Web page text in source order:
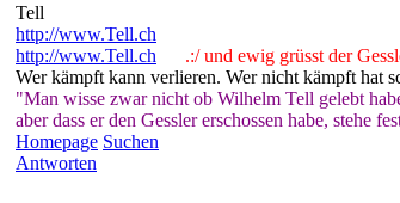
Tell
http://www.Tell.ch
http://www.Tell.ch
.:/ und ewig grüsst der
Wer kämpft kann verlieren. Wer nicht kämpft hat
"Man wisse zwar nicht ob Wilhelm Tell gelebt
aber dass er den Gessler erschossen habe, stehe
Homepage Suchen
Antworten